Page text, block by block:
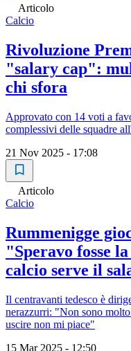
Articolo
Calcio
Rivoluzione
"salary cap":
chi sfora
Approvato con 14 voti a
complessivi delle squadre
21 Nov 2025 - 17:08
Articolo
Calcio
Rummenigge
"Speravo fosse
calcio serve il
Il centravanti tedesco è
nerazzurri: "Non sono
uscire non mi piace"
15 Mar 2025 - 12:50